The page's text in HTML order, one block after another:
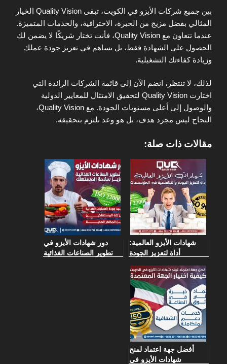
بين جميع شركات الأيزو في الكويت، تبقى Quality Vision الخيار
المثالي بفضل مزيج من الخبرة، الاحترافية، والخدمات المتميزة.
عندما تتعاون مع Quality Vision، فأنت تختار شريكًا لا يضمن لك
الحصول على الشهادة فقط، بل يساهم في تعزيز جودة عملك
وزيادة كفاءتك التشغيلية.
لذلك، لا تنتظر، انضم الآن إلى قائمة الشركات الرائدة التي
اختارت Quality Vision لتحقيق الامتثال للمعايير الدولية
والوصول إلى أعلى مستويات الجودة. مع Quality Vision،
النجاح ليس مجرد هدف، بل هو وعد نلتزم بتحقيقه.
مقالات ذات صلة:
شهادات الأيزو العالمية:
أداة لتعزيز الجودة
دور شهادات الأيزو في
تطوير الصناعات الغذائية
أفضل جهة اعتماد لمنح
شهادات الأيزو في